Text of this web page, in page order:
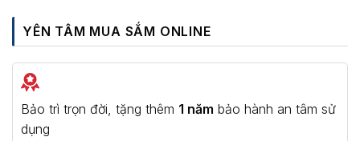
YÊN TÂM MUA SẮM ONLINE
Bảo trì trọn đời, tặng thêm 1 năm bảo hành an tâm sử
dụng